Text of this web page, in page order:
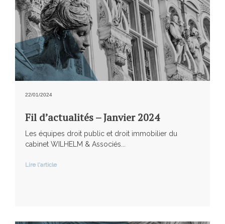
22/01/2024
Fil d’actualités – Janvier 2024
Les équipes droit public et droit immobilier du
cabinet WILHELM & Associés...
Lire l'article